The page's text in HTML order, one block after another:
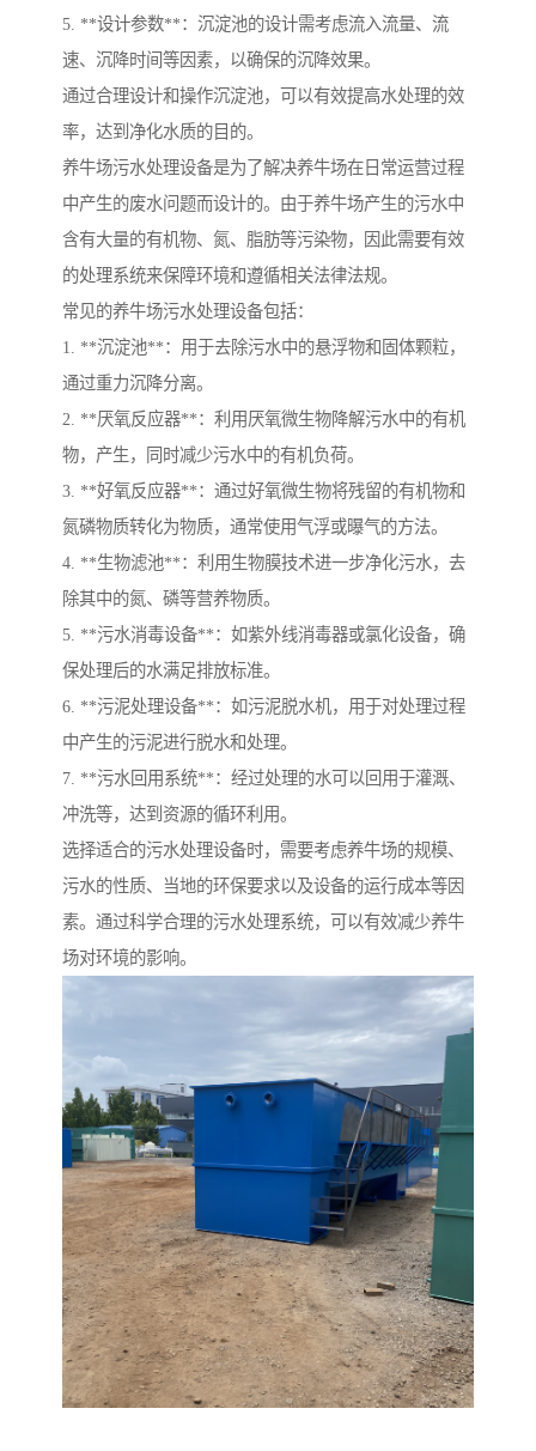
5. **设计参数**：沉淀池的设计需考虑流入流量、流
速、沉降时间等因素，以确保的沉降效果。
通过合理设计和操作沉淀池，可以有效提高水处理的效
率，达到净化水质的目的。
养牛场污水处理设备是为了解决养牛场在日常运营过程
中产生的废水问题而设计的。由于养牛场产生的污水中
含有大量的有机物、氮、脂肪等污染物，因此需要有效
的处理系统来保障环境和遵循相关法律法规。
常见的养牛场污水处理设备包括：
1. **沉淀池**：用于去除污水中的悬浮物和固体颗粒，
通过重力沉降分离。
2. **厌氧反应器**：利用厌氧微生物降解污水中的有机
物，产生，同时减少污水中的有机负荷。
3. **好氧反应器**：通过好氧微生物将残留的有机物和
氮磷物质转化为物质，通常使用气浮或曝气的方法。
4. **生物滤池**：利用生物膜技术进一步净化污水，去
除其中的氮、磷等营养物质。
5. **污水消毒设备**：如紫外线消毒器或氯化设备，确
保处理后的水满足排放标准。
6. **污泥处理设备**：如污泥脱水机，用于对处理过程
中产生的污泥进行脱水和处理。
7. **污水回用系统**：经过处理的水可以回用于灌溉、
冲洗等，达到资源的循环利用。
选择适合的污水处理设备时，需要考虑养牛场的规模、
污水的性质、当地的环保要求以及设备的运行成本等因
素。通过科学合理的污水处理系统，可以有效减少养牛
场对环境的影响。